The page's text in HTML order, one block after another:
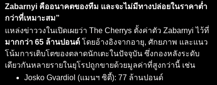
Zabarnyi คืออนาคตของทีม และจะไม่มีทางปล่อยในราคาต่ำ
กว่าที่เหมาะสม”
แหล่งข่าววงในเปิดเผยว่า The Cherrys ตั้งค่าตัว Zabarnyi ไว้ที่
มากกว่า 65 ล้านปอนด์ โดยอ้างอิงจากอายุ, ศักยภาพ และแนว
โน้มการเติบโตของตลาดนักเตะในปัจจุบัน ซึ่งกองหลังระดับ
เดียวกันหลายรายในยุโรปถูกขายด้วยมูลค่าที่สูงกว่านี้ เช่น
Josko Gvardiol (แมนฯ ซิตี้): 77 ล้านปอนด์